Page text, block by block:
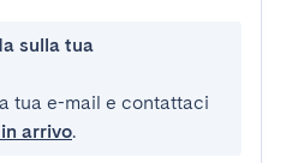
sulla tua
tua e-mail e contattaci
arrivo.